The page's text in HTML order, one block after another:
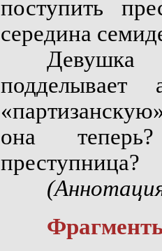
поступить
середина
Девушка
подделывает
она
преступница?
Фрагменты